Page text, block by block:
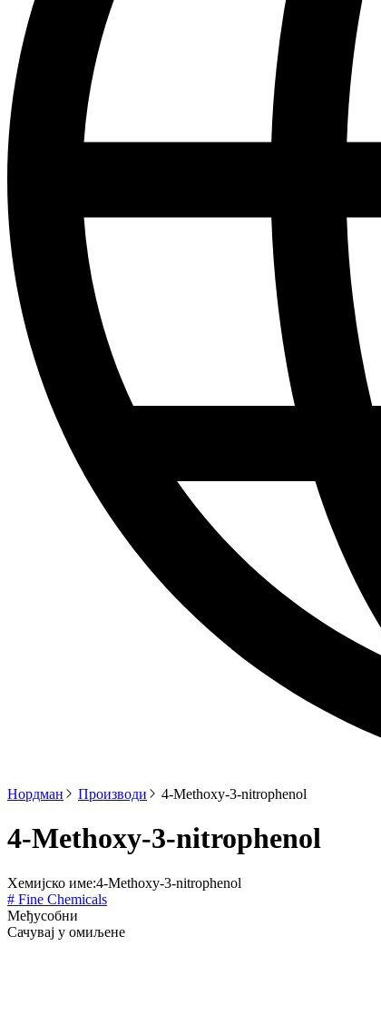
Нордман Производи 4-Methoxy-3-nitrophenol
4-Methoxy-3-nitrophenol
Хемијско име:4-Methoxy-3-nitrophenol
# Fine Chemicals
Међусобни
Сачувај у омиљене